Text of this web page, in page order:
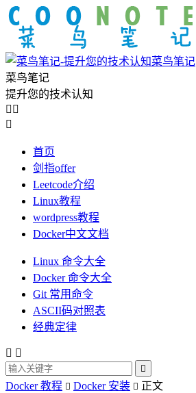
菜鸟笔记
菜鸟笔记
提升您的技术认知
 

首页
剑指offer
Leetcode介绍
Linux教程
wordpress教程
Docker中文文档
Linux 命令大全
Docker 命令大全
Git 常用命令
ASCII码对照表
经典定律
 

Docker 教程  Docker 安装  正文